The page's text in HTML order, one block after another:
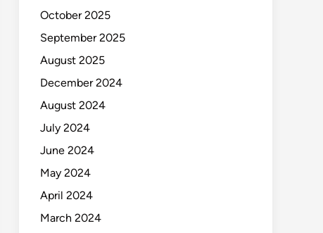
October 2025
September 2025
August 2025
December 2024
August 2024
July 2024
June 2024
May 2024
April 2024
March 2024